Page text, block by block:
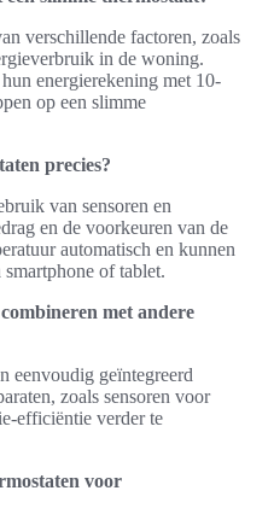
verschillende factoren, zoals
in de woning.
energierekening met 10-
op een slimme
precies?
van sensoren en
en de voorkeuren van de
automatisch en kunnen
of tablet.
met andere
eenvoudig geïntegreerd
zoals sensoren voor
efficiëntie verder te
voor